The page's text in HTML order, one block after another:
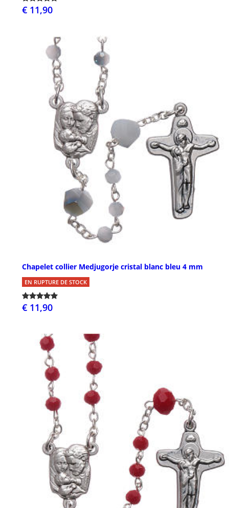
€ 11,90
Chapelet collier Medjugorje cristal blanc bleu 4 mm
EN RUPTURE DE STOCK
€ 11,90